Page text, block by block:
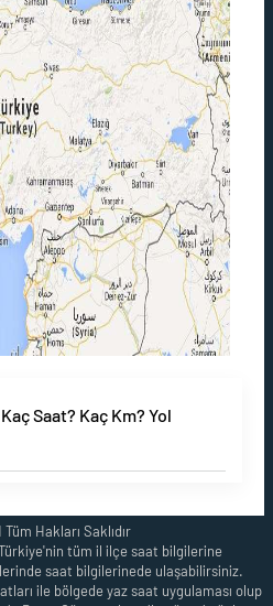
Saat? Kaç Km? Yol
Hakları Saklıdır
tüm il ilçe saat bilgilerine
saat bilgilerinede ulaşabilirsiniz.
ile bölgede yaz saat uygulaması olup